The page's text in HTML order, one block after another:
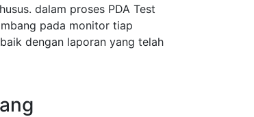
dalam proses PDA Test
pada monitor tiap
dengan laporan yang telah